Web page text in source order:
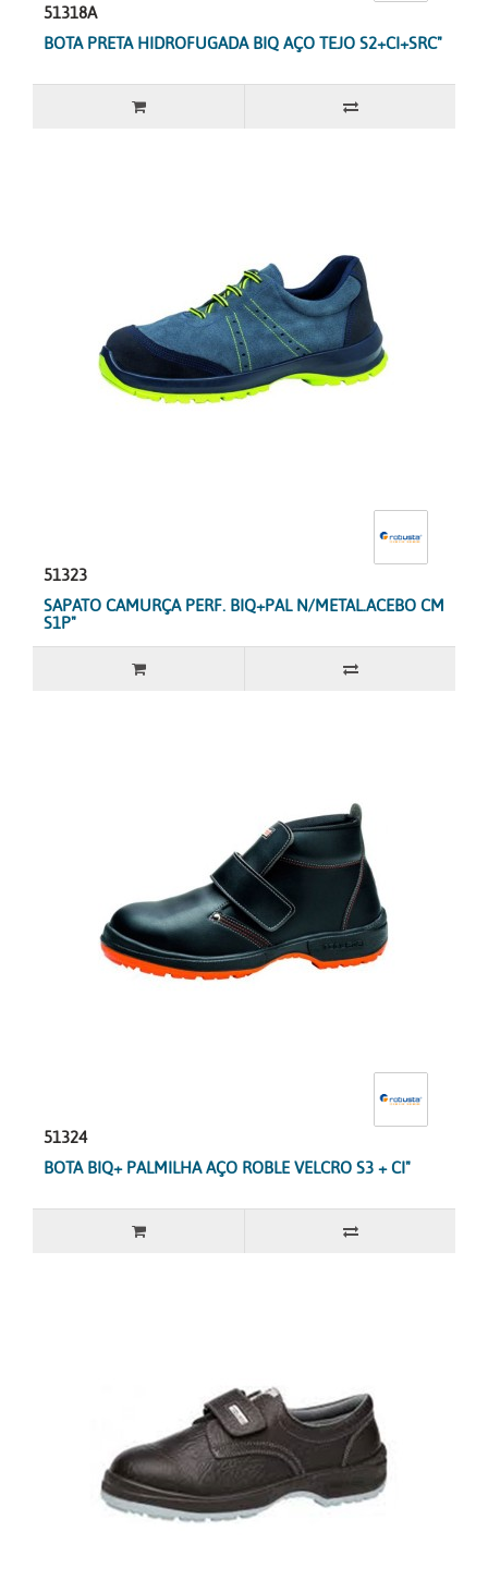
51318A
BOTA PRETA HIDROFUGADA BIQ AÇO TEJO S2+CI+SRC"
51323
SAPATO CAMURÇA PERF. BIQ+PAL N/METAL.ACEBO CM
S1P"
51324
BOTA BIQ+ PALMILHA AÇO ROBLE VELCRO S3 + CI"